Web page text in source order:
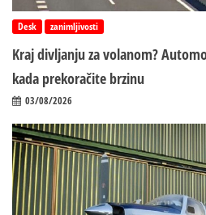
Desk zanimljivosti
Kraj divljanju za volanom?
kada prekoračite brzinu
03/08/2026